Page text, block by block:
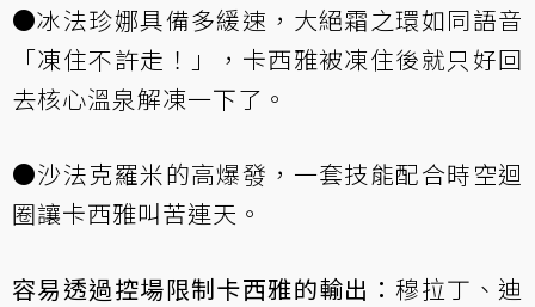
●冰法珍娜具備多緩速，大絕霜之環如同語音
「凍住不許走！」，卡西雅被凍住後就只好回
去核心溫泉解凍一下了。
●沙法克羅米的高爆發，一套技能配合時空迴
圈讓卡西雅叫苦連天。
容易透過控場限制卡西雅的輸出： 穆拉丁、迪